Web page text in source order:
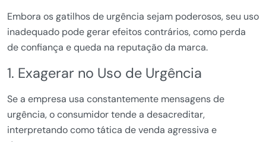
Embora os gatilhos de urgência sejam poderosos, seu uso
inadequado pode gerar efeitos contrários, como perda
de confiança e queda na reputação da marca.
1. Exagerar no Uso de Urgência
Se a empresa usa constantemente mensagens de
urgência, o consumidor tende a desacreditar,
interpretando como tática de venda agressiva e